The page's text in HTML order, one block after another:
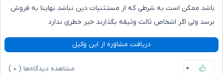
باشد ممکن است به شرطی که از مستثنیات دین نباشد نهایتا به فروش
برسد ولی اگر اشخاص ثالث وثیقه بگذارند خیر خطری ندارد
دریافت مشاوره از این وکیل
۰ مشاهده دیدگاه‌ها ( ۰